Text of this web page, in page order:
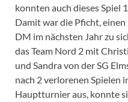
konnten auch dieses Spiel
Damit war die Pficht,
DM im nächsten Jahr zu
das Team Nord 2 mit
und Sandra von der SG
nach 2 verlorenen Spielen
Hauptturnier aus, konnte